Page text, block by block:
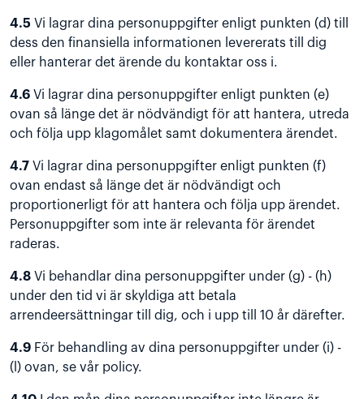
4.5 Vi lagrar dina personuppgifter enligt punkten (d) till
dess den finansiella informationen levererats till dig
eller hanterar det ärende du kontaktar oss i.
4.6 Vi lagrar dina personuppgifter enligt punkten (e)
ovan så länge det är nödvändigt för att hantera, utreda
och följa upp klagomålet samt dokumentera ärendet.
4.7 Vi lagrar dina personuppgifter enligt punkten (f)
ovan endast så länge det är nödvändigt och
proportionerligt för att hantera och följa upp ärendet.
Personuppgifter som inte är relevanta för ärendet
raderas.
4.8 Vi behandlar dina personuppgifter under (g) - (h)
under den tid vi är skyldiga att betala
arrendeersättningar till dig, och i upp till 10 år därefter.
4.9 För behandling av dina personuppgifter under (i) -
(l) ovan, se vår policy.